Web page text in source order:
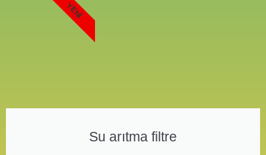
Su arıtma filtre
YENI